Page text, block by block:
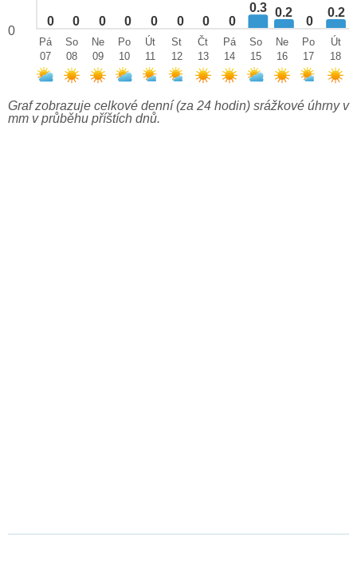
0 0 0 0 0 0 0 0
0.3 0.2
0
0.2
0
Pá
07
So
08
Ne
09
Po
10
Út
11
St
12
Čt
13
Pá
14
So
15
Ne
16
Po
17
Út
18
Graf zobrazuje celkové denní (za 24 hodin) srážkové úhrny v
mm v průběhu příštích dnů.